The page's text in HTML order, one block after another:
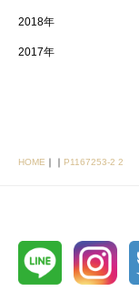
2018年
2017年
HOME ｜ ｜ P1167253-2 2